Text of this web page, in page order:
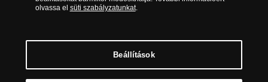
Magyar Éremkibocsátó Kft. 1134 Budapest, Váci út 33. Cégjegyzékszám: 01-09-
957944, Adószám: 23275395-2-41 A Társaság a Magyar Kereskedelmi
olvassa el süti szabályzatunkat.
Beállítások